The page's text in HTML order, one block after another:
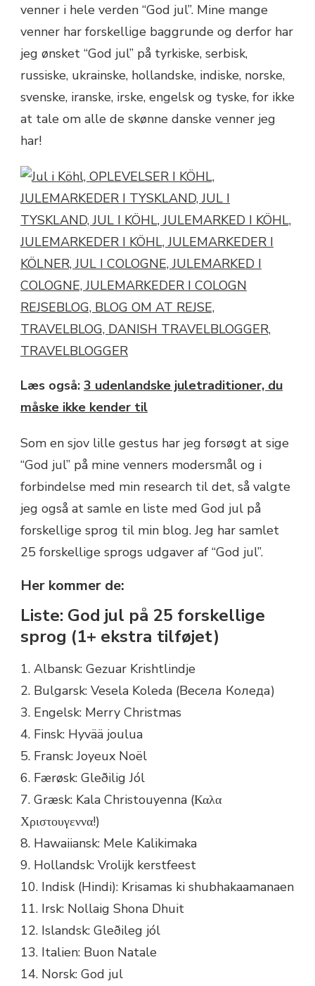
venner i hele verden “God jul”. Mine mange
venner har forskellige baggrunde og derfor har
jeg ønsket “God jul” på tyrkiske, serbisk,
russiske, ukrainske, hollandske, indiske, norske,
svenske, iranske, irske, engelsk og tyske, for ikke
at tale om alle de skønne danske venner jeg
har!
Læs også: 3 udenlandske juletraditioner, du
måske ikke kender til
Som en sjov lille gestus har jeg forsøgt at sige
“God jul” på mine venners modersmål og i
forbindelse med min research til det, så valgte
jeg også at samle en liste med God jul på
forskellige sprog til min blog. Jeg har samlet
25 forskellige sprogs udgaver af “God jul”.
Her kommer de:
Liste: God jul på 25 forskellige
sprog (1+ ekstra tilføjet)
1. Albansk: Gezuar Krishtlindje
2. Bulgarsk: Vesela Koleda (Весела Коледа)
3. Engelsk: Merry Christmas
4. Finsk: Hyvää joulua
5. Fransk: Joyeux Noël
6. Færøsk: Gleðilig Jól
7. Græsk: Kala Christouyenna (Καλα
Χριστουγεννα!)
8. Hawaiiansk: Mele Kalikimaka
9. Hollandsk: Vrolijk kerstfeest
10. Indisk (Hindi): Krisamas ki shubhakaamanaen
11. Irsk: Nollaig Shona Dhuit
12. Islandsk: Gleðileg jól
13. Italien: Buon Natale
14. Norsk: God jul